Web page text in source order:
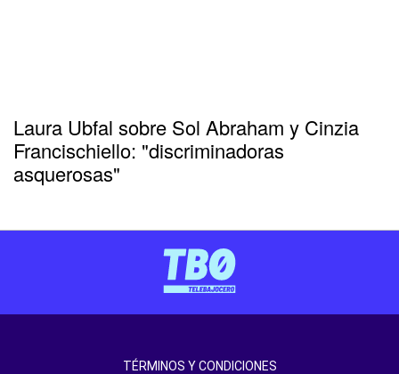
Laura Ubfal sobre Sol Abraham y Cinzia
Francischiello: "discriminadoras
asquerosas"
TÉRMINOS Y CONDICIONES